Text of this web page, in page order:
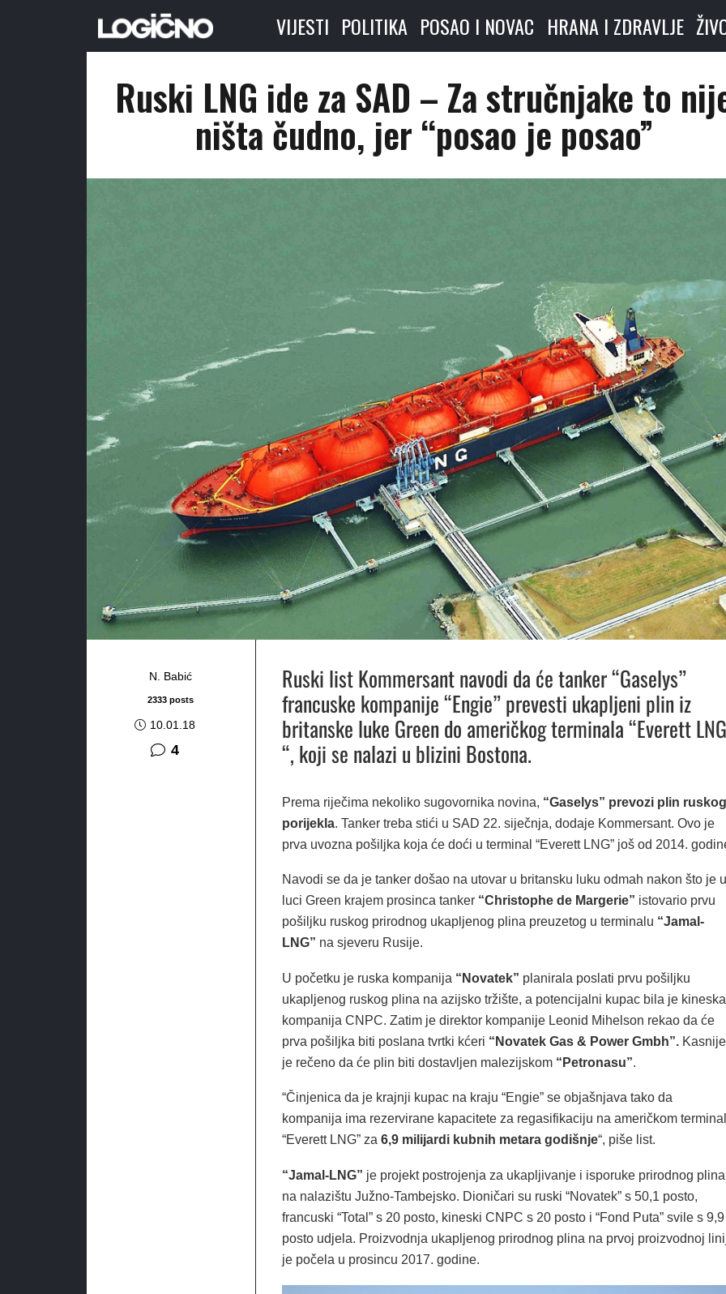
VIJESTI POLITIKA POSAO I NOVAC HRANA I ZDRAVLJE
Ruski LNG ide za SAD – Za stručnjake to
ništa čudno, jer “posao je posao”
N. Babić
2333 posts
10.01.18
4komentara
Ruski list Kommersant navodi da će tanker “Gaselys”
francuske kompanije “Engie” prevesti ukapljeni plin iz
britanske luke Green do američkog terminala “Everett LNG
“, koji se nalazi u blizini Bostona.
Prema riječima nekoliko sugovornika novina, “Gaselys” prevozi plin ruskog
porijekla. Tanker treba stići u SAD 22. siječnja, dodaje Kommersant. Ovo je
prva uvozna pošiljka koja će doći u terminal “Everett LNG” još od 2014.
Navodi se da je tanker došao na utovar u britansku luku odmah nakon što je u
luci Green krajem prosinca tanker “Christophe de Margerie” istovario prvu
pošiljku ruskog prirodnog ukapljenog plina preuzetog u terminalu “Jamal-
LNG” na sjeveru Rusije.
U početku je ruska kompanija “Novatek” planirala poslati prvu pošiljku
ukapljenog ruskog plina na azijsko tržište, a potencijalni kupac bila je kineska
kompanija CNPC. Zatim je direktor kompanije Leonid Mihelson rekao da će
prva pošiljka biti poslana tvrtki kćeri “Novatek Gas & Power Gmbh”.Kasnije
je rečeno da će plin biti dostavljen malezijskom “Petronasu”.
“Činjenica da je krajnji kupac na kraju “Engie” se objašnjava tako da
kompanija ima rezervirane kapacitete za regasifikaciju na američkom
“Everett LNG” za6,9 milijardi kubnih metara godišnje“, piše list.
“Jamal-LNG” je projekt postrojenja za ukapljivanje i isporuke prirodnog plina
na nalazištu Južno-Tambejsko. Dioničari su ruski “Novatek” s 50,1 posto,
francuski “Total” s 20 posto, kineski CNPC s 20 posto i “Fond Puta” svile s 9,9
posto udjela. Proizvodnja ukapljenog prirodnog plina na prvoj proizvodnoj
je počela u prosincu 2017. godine.